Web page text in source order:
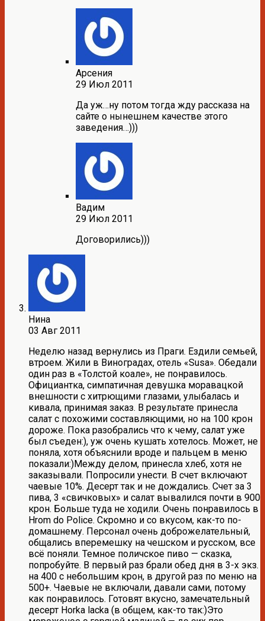
Арсения
29 Июл 2011
Да уж…ну потом тогда жду рассказа на
сайте о нынешнем качестве этого
заведения…)))
Вадим
29 Июл 2011
Договорились)))
Нина
03 Авг 2011
Неделю назад вернулись из Праги. Ездили семьей,
втроем. Жили в Виноградах, отель «Susa». Обедали
один раз в «Толстой коале», не понравилось.
Официантка, симпатичная девушка моравацкой
внешности с хитрющими глазами, улыбалась и
кивала, принимая заказ. В результате принесла
салат с похожими составляющими, но на 100 крон
дороже. Пока разобрались что к чему, салат уже
был съеден:), уж очень кушать хотелось. Может, не
поняла, хотя объяснили вроде и пальцем в меню
показали:)Между делом, принесла хлеб, хотя не
заказывали. Попросили унести. В счет включают
чаевые 10%. Десерт так и не дождались. Счет за 3
пива, 3 «свичковых» и салат вывалился почти в 900
крон. Больше туда не ходили. Очень понравилось в
Hrom do Police. Скромно и со вкусом, как-то по-
домашнему. Персонал очень доброжелательный,
общались вперемешку на чешском и русском, все
всё поняли. Темное поличское пиво — сказка,
попробуйте. В первый раз брали обед дня в 3-х экз.
на 400 с небольшим крон, в другой раз по меню на
500+. Чаевые не включали, давали сами, потому
как понравилось. Готовят вкусно, замечательный
десерт Horka lacka (в общем, как-то так:)Это